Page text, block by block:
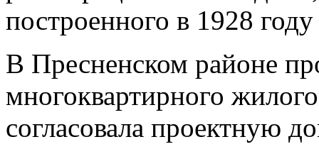
В Пресненском районе
многоквартирного
согласовала проектную